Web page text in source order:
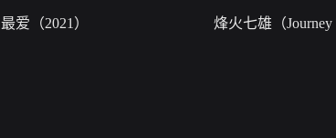
最爱（2021） 烽火七雄（Journey